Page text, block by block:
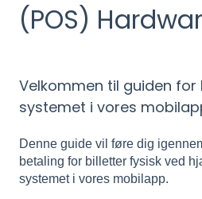
(POS)
Velkommen til guiden for
systemet i vores
Denne guide vil føre dig
betaling for billetter fysisk ved
systemet i vores mobilapp.